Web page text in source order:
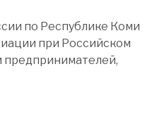
по Республике Коми
при Российском